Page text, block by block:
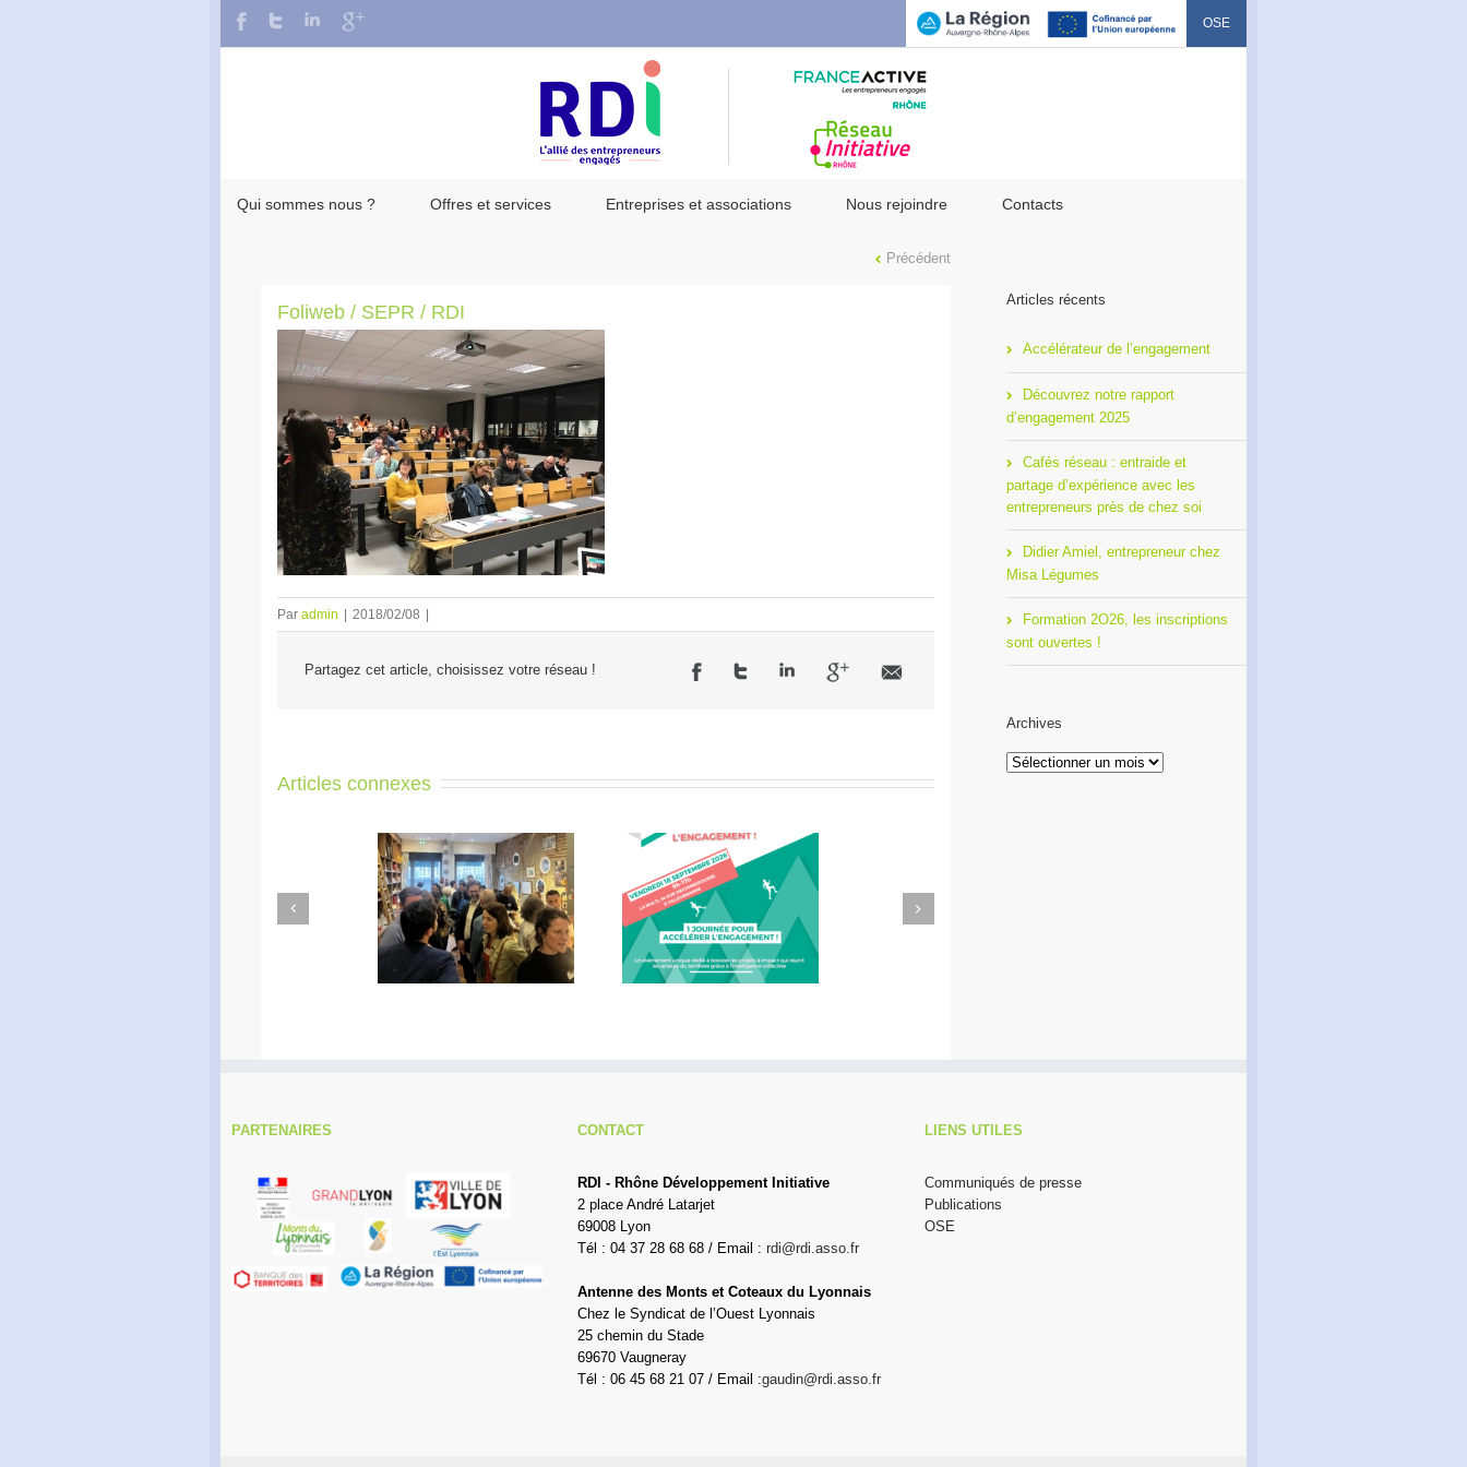
OSE
Qui sommes nous ? Offres et services Entreprises et associations Nous rejoindre Contacts
Précédent
Foliweb / SEPR / RDI
Par admin 2018/02/08
Partagez cet article, choisissez votre réseau !
Articles connexes
Accélérateur de
l’engagement
Didier Amiel, entrepreneur
chez Misa Légumes
Previous
Next
Articles récents
Accélérateur de l’engagement
Découvrez notre rapport
d’engagement 2025
Cafés réseau : entraide et
partage d’expérience avec les
entrepreneurs près de chez soi
Didier Amiel, entrepreneur chez
Misa Légumes
Formation 2O26, les inscriptions
sont ouvertes !
Archives
Archives
PARTENAIRES CONTACT
RDI - Rhône Développement Initiative
2 place André Latarjet
69008 Lyon
Tél : 04 37 28 68 68 / Email :rdi@rdi.asso.fr
Antenne des Monts et Coteaux du Lyonnais
Chez le Syndicat de l’Ouest Lyonnais
25 chemin du Stade
69670 Vaugneray
Tél : 06 45 68 21 07 / Email :gaudin@rdi.asso.fr
LIENS UTILES
Communiqués de presse
Publications
OSE